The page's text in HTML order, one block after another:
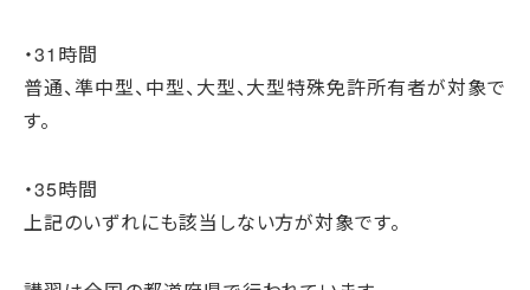
・31時間
普通、準中型、中型、大型、大型特殊免許所有者が対象で
す。
・35時間
上記のいずれにも該当しない方が対象です。